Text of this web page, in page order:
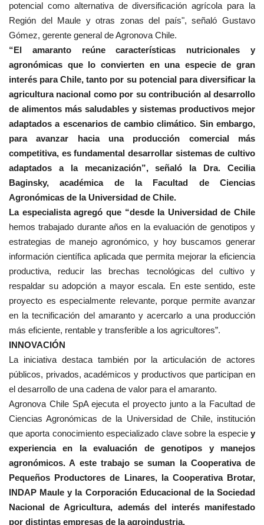
potencial como alternativa de diversificación agrícola para la
Región del Maule y otras zonas del país", señaló Gustavo
Gómez, gerente general de Agronova Chile.
“El amaranto reúne características nutricionales y
agronómicas que lo convierten en una especie de gran
interés para Chile, tanto por su potencial para diversificar la
agricultura nacional como por su contribución al desarrollo
de alimentos más saludables y sistemas productivos mejor
adaptados a escenarios de cambio climático. Sin embargo,
para avanzar hacia una producción comercial más
competitiva, es fundamental desarrollar sistemas de cultivo
adaptados a la mecanización”, señaló la Dra. Cecilia
Baginsky, académica de la Facultad de Ciencias
Agronómicas de la Universidad de Chile.
La especialista agregó que “desde la Universidad de Chile
hemos trabajado durante años en la evaluación de genotipos y
estrategias de manejo agronómico, y hoy buscamos generar
información científica aplicada que permita mejorar la eficiencia
productiva, reducir las brechas tecnológicas del cultivo y
respaldar su adopción a mayor escala. En este sentido, este
proyecto es especialmente relevante, porque permite avanzar
en la tecnificación del amaranto y acercarlo a una producción
más eficiente, rentable y transferible a los agricultores”.
INNOVACIÓN
La iniciativa destaca también por la articulación de actores
públicos, privados, académicos y productivos que participan en
el desarrollo de una cadena de valor para el amaranto.
Agronova Chile SpA ejecuta el proyecto junto a la Facultad de
Ciencias Agronómicas de la Universidad de Chile, institución
que aporta conocimiento especializado clave sobre la especiey
experiencia en la evaluación de genotipos y manejos
agronómicos. A este trabajo se suman la Cooperativa de
Pequeños Productores de Linares, la Cooperativa Brotar,
INDAP Maule y la Corporación Educacional de la Sociedad
Nacional de Agricultura, además del interés manifestado
por distintas empresas de la agroindustria.